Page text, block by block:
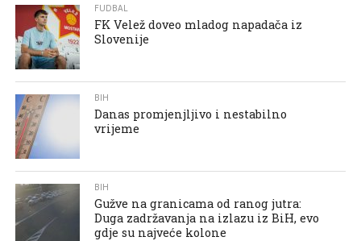
FUDBAL
FK Velež doveo mladog napadača iz
Slovenije
BIH
Danas promjenjljivo i nestabilno
vrijeme
BIH
Gužve na granicama od ranog jutra:
Duga zadržavanja na izlazu iz BiH, evo
gdje su najveće kolone